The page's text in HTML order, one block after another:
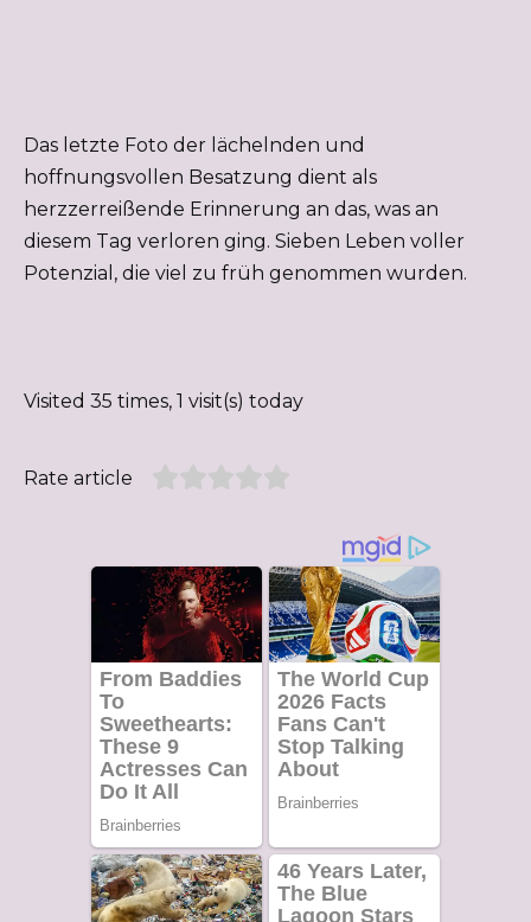
Das letzte Foto der lächelnden und
hoffnungsvollen Besatzung dient als
herzzerreißende Erinnerung an das, was an
diesem Tag verloren ging. Sieben Leben voller
Potenzial, die viel zu früh genommen wurden.
Visited 35 times, 1 visit(s) today
Rate article